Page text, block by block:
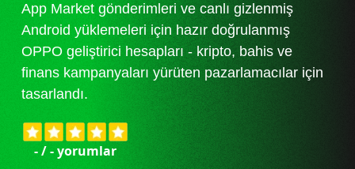
App Market gönderimleri ve canlı gizlenmiş
Android yüklemeleri için hazır doğrulanmış
OPPO geliştirici hesapları - kripto, bahis ve
finans kampanyaları yürüten pazarlamacılar için
tasarlandı.
-/-yorumlar